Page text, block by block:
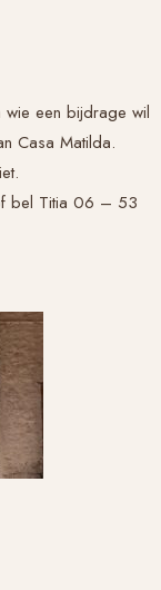
wie een bijdrage wil
Casa Matilda.
bel Titia 06 – 53